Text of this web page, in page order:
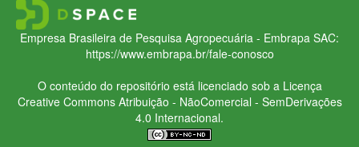
Empresa Brasileira de Pesquisa Agropecuária - Embrapa SAC:
https://www.embrapa.br/fale-conosco
O conteúdo do repositório está licenciado sob a Licença
Creative CommonsAtribuição - NãoComercial - SemDerivações
4.0 Internacional.